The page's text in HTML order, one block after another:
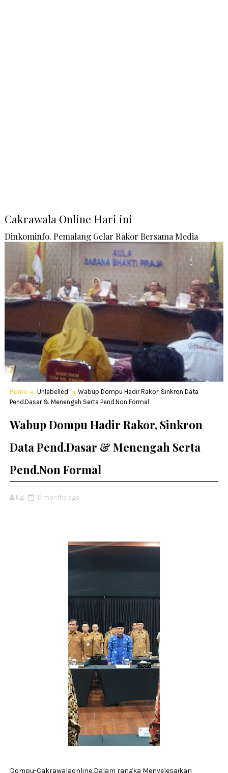
Cakrawala Online Hari ini
Dinkominfo. Pemalang Gelar Rakor Bersama Media
Home Unlabelled
Wabup Dompu Hadir Rakor, Sinkron Data
Pend.Dasar & Menengah Serta Pend.Non Formal
Wabup Dompu Hadir Rakor, Sinkron
Data Pend.Dasar & Menengah Serta
Pend.Non Formal
Ng 10 months ago
Dompu-Cakrawalaonline,Dalam rangka Menyelesaikan